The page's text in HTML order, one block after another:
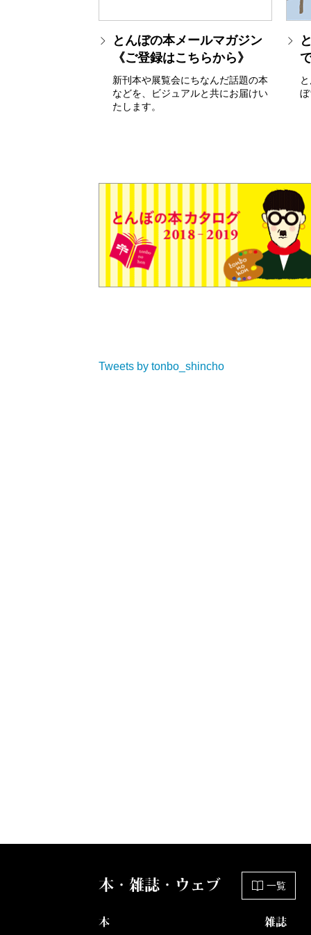
とんぼの本メールマガジン
《ご登録はこちらから》
新刊本や展覧会にちなんだ話題の本
などを、ビジュアルと共にお届けい
たします。
Tweets by tonbo_shincho
本・雑誌・ウェブ 一覧
本 雑誌